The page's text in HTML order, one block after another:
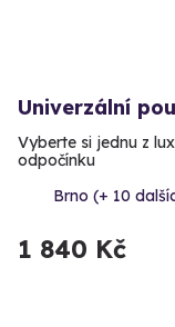
Univerzální
Vyberte si jednu z
odpočínku
Brno (+ 10
1 840 Kč